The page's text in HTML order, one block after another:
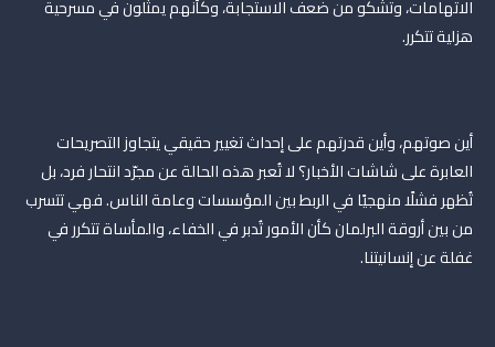
الاتهامات، وتشكو من ضعف الاستجابة، وكأنهم يمثلون في مسرحية
هزلية تتكرر.
أين صوتهم، وأين قدرتهم على إحداث تغيير حقيقي يتجاوز التصريحات
العابرة على شاشات الأخبار؟ لا تُعبر هذه الحالة عن مجرّد انتحار فرد، بل
تُظهر فشلًا منهجيًا في الربط بين المؤسسات وعامة الناس. فهي تتسرب
من بين أروقة البرلمان كأن الأمور تُدبر في الخفاء، والمأساة تتكرر في
غفلة عن إنسانيتنا.